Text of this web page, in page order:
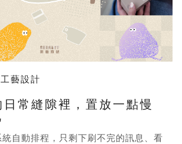
工藝設計
常縫隙裡，置放一點慢
自動排程，只剩下刷不完的訊息、看